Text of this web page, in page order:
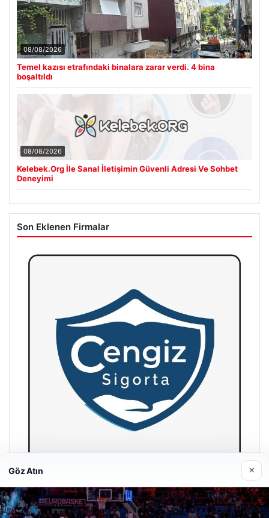
08/08/2026
Temel kazısı etrafındaki binalara zarar verdi. 4 bina
boşaltıldı
08/08/2026
Kelebek.Org İle Sanal İletişimin Güvenli Adresi Ve Sohbet
Deneyimi
Son Eklenen Firmalar
Hastaş Beton
26/05/2026
Göz Atın ×